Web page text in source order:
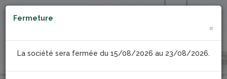
Fermeture
×
La société sera fermée du 15/08/2026 au 23/08/2026.